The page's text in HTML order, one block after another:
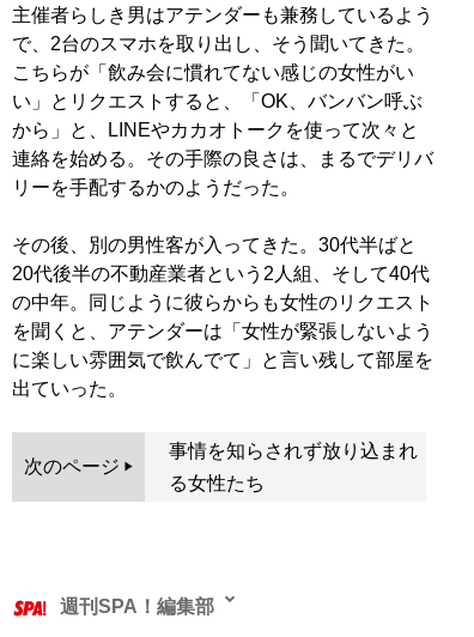
主催者らしき男はアテンダーも兼務しているよう
で、2台のスマホを取り出し、そう聞いてきた。
こちらが「飲み会に慣れてない感じの女性がい
い」とリクエストすると、「OK、バンバン呼ぶ
から」と、LINEやカカオトークを使って次々と
連絡を始める。その手際の良さは、まるでデリバ
リーを手配するかのようだった。
その後、別の男性客が入ってきた。30代半ばと
20代後半の不動産業者という2人組、そして40代
の中年。同じように彼らからも女性のリクエスト
を聞くと、アテンダーは「女性が緊張しないよう
に楽しい雰囲気で飲んでて」と言い残して部屋を
出ていった。
次のページ
事情を知らされず放り込まれ
る女性たち
週刊SPA！編集部